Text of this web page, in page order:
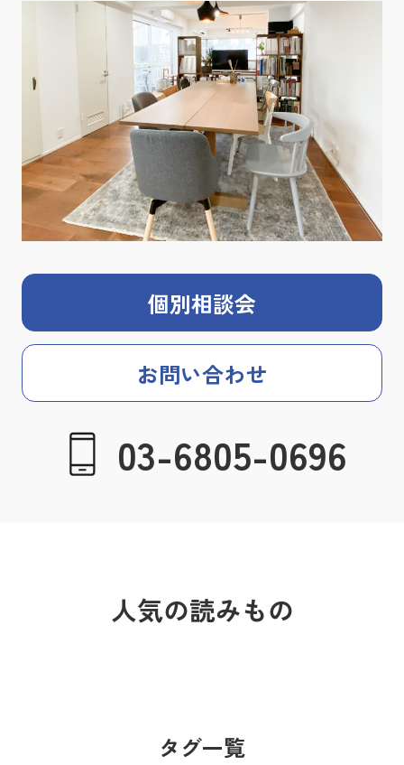
個別相談会
お問い合わせ
03-6805-0696
人気の読みもの
タグ一覧